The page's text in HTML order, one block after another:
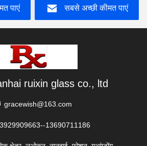
पाएं सबसे अच्छी कीमत पाएं
ruixin glass co., ltd
gracewish@163.com
13690711186